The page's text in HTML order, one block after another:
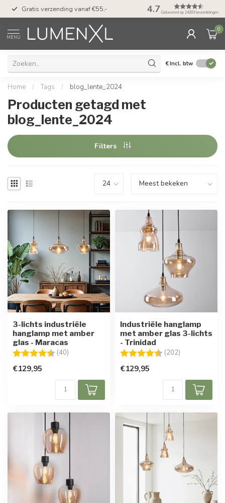
Gratis verzending vanaf €55,- 50 dagen
met Klarna
4.7 Gebaseerd op 24393 beoordelingen
MENU
0
€Incl. btw
Home / Tags / blog_lente_2024
Producten getagd met
blog_lente_2024
Filters
3-lichts industriële
hanglamp met amber
glas - Maracas
Beoordeling: (40)
€129,95
Industriële hanglamp
met amber glas 3-lichts
- Trinidad
Beoordeling: (202)
€129,95